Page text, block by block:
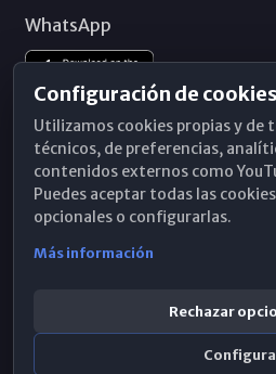
WhatsApp
Configuración de cookies
Utilizamos cookies propias y de
técnicos, de preferencias,
contenidos externos como
Puedes aceptar todas las
opcionales o configurarlas.
Más información
Rechazar